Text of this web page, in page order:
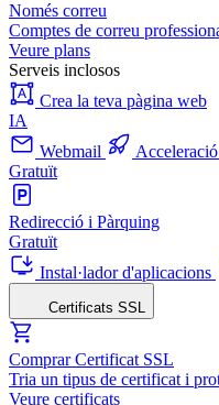
Només correu
Comptes de correu
Veure plans
Serveis inclosos
Crea la teva pàgina web
IA
Webmail
Gratuït
Redirecció i Pàrquing
Gratuït
Instal·lador d'aplicacions
Certificats SSL
Comprar Certificat SSL
Tria un tipus de certificat i
Veure certificats